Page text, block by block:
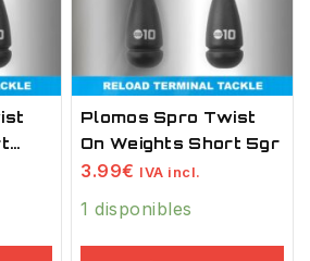
Plomos Spro Twist
On Weights Short 5gr
3.99€ IVA incl.
1 disponibles